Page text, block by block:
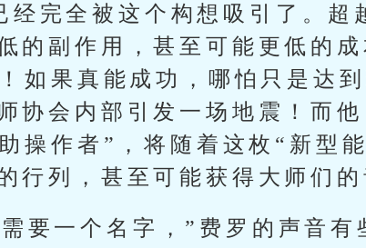
经完全被这个构想吸引了。超
的副作用，甚至可能更低的
如果真能成功，哪怕只是达
协会内部引发一场地震！而
操作者”，将随着这枚“新型
行列，甚至可能获得大师们的
要一个名字，”费罗的声音有